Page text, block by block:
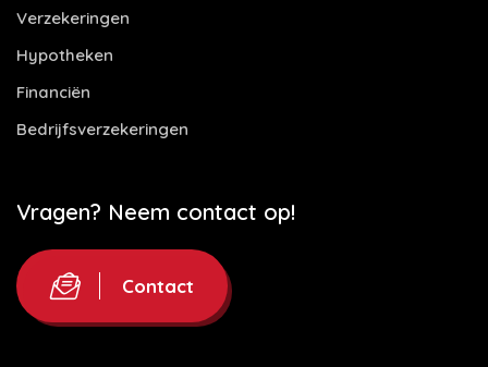
Verzekeringen
Hypotheken
Financiën
Bedrijfsverzekeringen
Vragen? Neem contact op!
Contact